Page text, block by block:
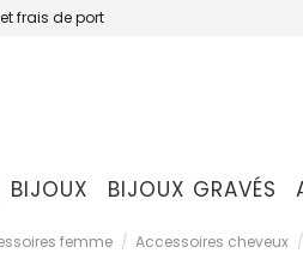
frais de port
BIJOUX BIJOUX GRAVÉS
femme Accessoires cheveux